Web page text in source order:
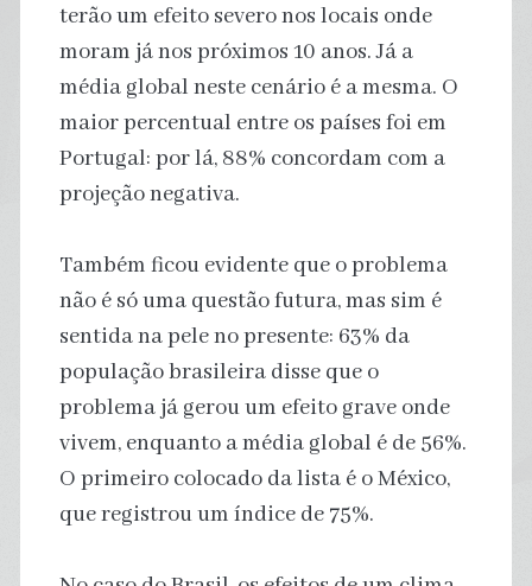
terão um efeito severo nos locais onde
moram já nos próximos 10 anos. Já a
média global neste cenário é a mesma. O
maior percentual entre os países foi em
Portugal: por lá, 88% concordam com a
projeção negativa.
Também ficou evidente que o problema
não é só uma questão futura, mas sim é
sentida na pele no presente: 63% da
população brasileira disse que o
problema já gerou um efeito grave onde
vivem, enquanto a média global é de 56%.
O primeiro colocado da lista é o México,
que registrou um índice de 75%.